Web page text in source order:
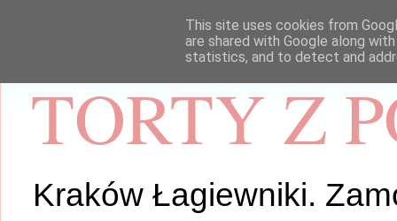
TORTY Z
Kraków Łagiewniki.
This site uses cookies from
are shared with Google along
statistics, and to detect and